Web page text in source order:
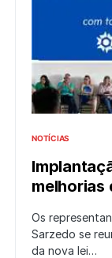
NOTÍCIAS
melhorias
Os
Sarzedo se
da nova lei…